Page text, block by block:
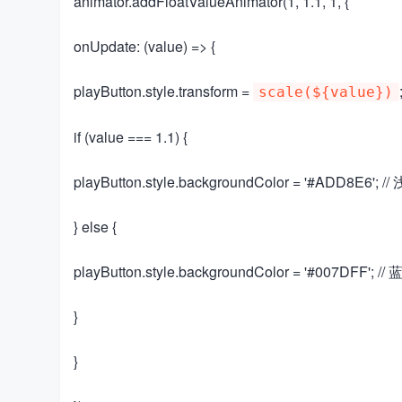
​​onUpdate: (value) => {​​
​​playButton.style.transform = scale(${value}) ;​​
​​if (value === 1.1) {​​
​​playButton.style.backgroundColor = '#ADD8E6'; //
​​} else {​​
​​playButton.style.backgroundColor = '#007DFF'; //
​​}​​
​​}​​